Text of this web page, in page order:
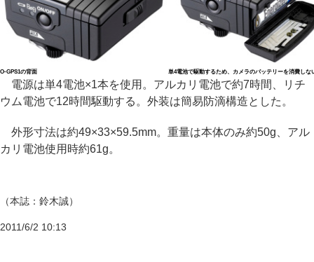
O-GPS1の背面 単4電池で駆動するため、カメラのバッテリーを消費しな
電源は単4電池×1本を使用。アルカリ電池で約7時間、リチ
ウム電池で12時間駆動する。外装は簡易防滴構造とした。
外形寸法は約49×33×59.5mm。重量は本体のみ約50g、アル
カリ電池使用時約61g。
（本誌：鈴木誠）
2011/6/2 10:13